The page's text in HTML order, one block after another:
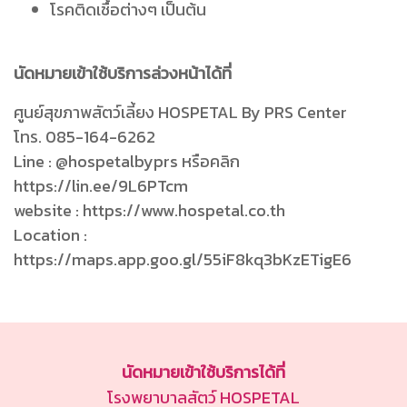
โรคติดเชื้อต่างๆ เป็นต้น
นัดหมายเข้าใช้บริการล่วงหน้าได้ที่
ศูนย์สุขภาพสัตว์เลี้ยง HOSPETAL By PRS Center
โทร. 085-164-6262
Line : @hospetalbyprs หรือคลิก
https://lin.ee/9L6PTcm
website : https://www.hospetal.co.th
Location :
https://maps.app.goo.gl/55iF8kq3bKzETigE6
นัดหมายเข้าใช้บริการได้ที่
โรงพยาบาลสัตว์ HOSPETAL